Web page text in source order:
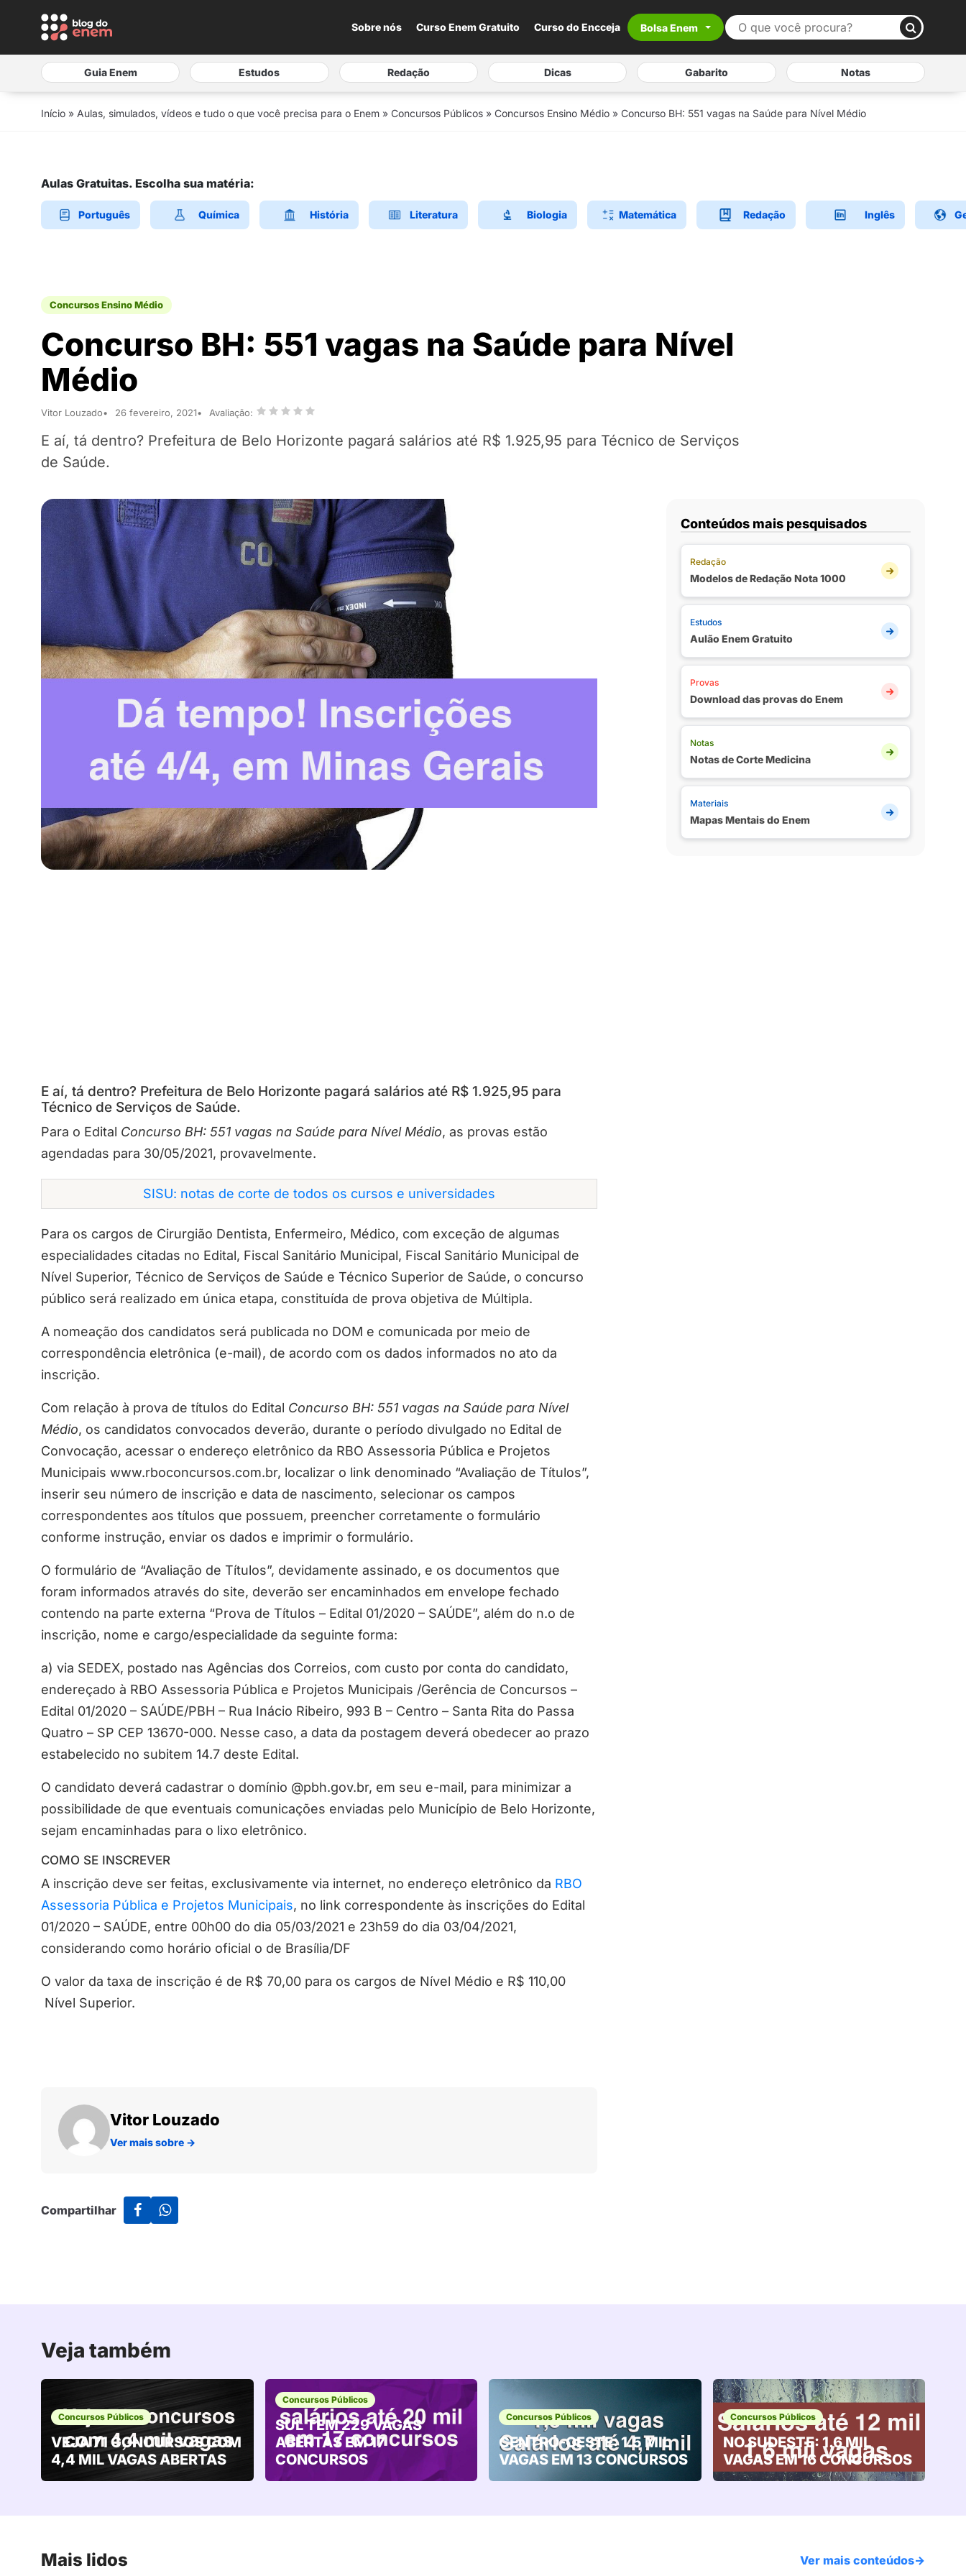
Sobre nós Curso Enem Gratuito Curso do Encceja Bolsa Enem
Guia Enem Estudos Redação Dicas Gabarito Notas
Início » Aulas, simulados, vídeos e tudo o que você precisa para o Enem » Concursos Públicos » Concursos Ensino Médio » Concurso BH: 551 vagas na Saúde para Nível Médio
Aulas Gratuitas. Escolha sua matéria:
Português Química História Literatura Biologia Matemática Redação Inglês
Concursos Ensino Médio
Concurso BH: 551 vagas na Saúde para Nível
Médio
Vitor Louzado 26 fevereiro, 2021 Avaliação:
E aí, tá dentro? Prefeitura de Belo Horizonte pagará salários até R$ 1.925,95 para Técnico de Serviços
de Saúde.
E aí, tá dentro? Prefeitura de Belo Horizonte pagará salários até R$ 1.925,95 para
Técnico de Serviços de Saúde.
Para o Edital Concurso BH: 551 vagas na Saúde para Nível Médio, as provas estão
agendadas para 30/05/2021, provavelmente.
SISU: notas de corte de todos os cursos e universidades
Para os cargos de Cirurgião Dentista, Enfermeiro, Médico, com exceção de algumas
especialidades citadas no Edital, Fiscal Sanitário Municipal, Fiscal Sanitário Municipal de
Nível Superior, Técnico de Serviços de Saúde e Técnico Superior de Saúde, o concurso
público será realizado em única etapa, constituída de prova objetiva de Múltipla.
A nomeação dos candidatos será publicada no DOM e comunicada por meio de
correspondência eletrônica (e-mail), de acordo com os dados informados no ato da
inscrição.
Com relação à prova de títulos do Edital Concurso BH: 551 vagas na Saúde para Nível
Médio, os candidatos convocados deverão, durante o período divulgado no Edital de
Convocação, acessar o endereço eletrônico da RBO Assessoria Pública e Projetos
Municipais www.rboconcursos.com.br, localizar o link denominado “Avaliação de Títulos”,
inserir seu número de inscrição e data de nascimento, selecionar os campos
correspondentes aos títulos que possuem, preencher corretamente o formulário
conforme instrução, enviar os dados e imprimir o formulário.
O formulário de “Avaliação de Títulos”, devidamente assinado, e os documentos que
foram informados através do site, deverão ser encaminhados em envelope fechado
contendo na parte externa “Prova de Títulos – Edital 01/2020 – SAÚDE”, além do n.o de
inscrição, nome e cargo/especialidade da seguinte forma:
a) via SEDEX, postado nas Agências dos Correios, com custo por conta do candidato,
endereçado à RBO Assessoria Pública e Projetos Municipais /Gerência de Concursos –
Edital 01/2020 – SAÚDE/PBH – Rua Inácio Ribeiro, 993 B – Centro – Santa Rita do Passa
Quatro – SP CEP 13670-000. Nesse caso, a data da postagem deverá obedecer ao prazo
estabelecido no subitem 14.7 deste Edital.
O candidato deverá cadastrar o domínio @pbh.gov.br, em seu e-mail, para minimizar a
possibilidade de que eventuais comunicações enviadas pelo Município de Belo Horizonte,
sejam encaminhadas para o lixo eletrônico.
COMO SE INSCREVER
A inscrição deve ser feitas, exclusivamente via internet, no endereço eletrônico da RBO
Assessoria Pública e Projetos Municipais, no link correspondente às inscrições do Edital
01/2020 – SAÚDE, entre 00h00 do dia 05/03/2021 e 23h59 do dia 03/04/2021,
considerando como horário oficial o de Brasília/DF
O valor da taxa de inscrição é de R$ 70,00 para os cargos de Nível Médio e R$ 110,00
Nível Superior.
Vitor Louzado
Ver mais sobre →
Compartilhar
Conteúdos mais pesquisados
Redação
Modelos de Redação Nota 1000
Estudos
Aulão Enem Gratuito
Provas
Download das provas do Enem
Notas
Notas de Corte Medicina
Materiais
Mapas Mentais do Enem
Veja também
Concursos Públicos
VEJA 71 CONCURSOS COM
4,4 MIL VAGAS ABERTAS
Concursos Públicos
SUL TEM 229 VAGAS
ABERTAS EM 17
CONCURSOS
Concursos Públicos
CENTRO-OESTE: 1.5 MIL
VAGAS EM 13 CONCURSOS
Concursos Públicos
NO SUDESTE: 1.6 MIL
VAGAS EM 16 CONCURSOS
Mais lidos Ver mais conteúdos→